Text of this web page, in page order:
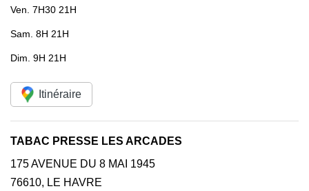
Ven. 7H30 21H
Sam. 8H 21H
Dim. 9H 21H
Itinéraire
TABAC PRESSE LES ARCADES
175 AVENUE DU 8 MAI 1945
76610, LE HAVRE